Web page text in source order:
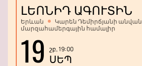
ԼԵՈՆԻԴ ԱԳՈՒՏԻՆ
Երևան
Կարեն Դեմիրճյանի անվան
մարզահամերգային համալիր
19 շբ, 19:00
ՍԵՊ